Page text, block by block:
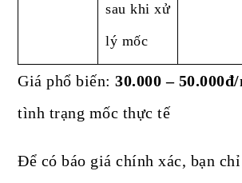
sau khi xử
lý mốc
Giá phổ biến:30.000 – 50.000đ/
tình trạng mốc thực tế
Để có báo giá chính xác, bạn